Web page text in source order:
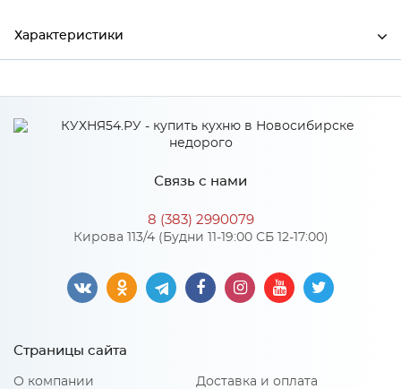
Характеристики
Высота 38
№111 Дуб Вотан
Материал 2: Пластик HPL, CPL
Связь с нами
8 (383) 2990079
Кирова 113/4 (Будни 11-19:00 СБ 12-17:00)
Страницы сайта
О компании Доставка и оплата